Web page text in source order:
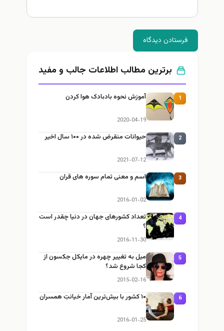
دیدگاه
برترین مطالب اطلاعات جالب و مفيد
آموزش نحوه بادبادک هوا کردن
2020-04-19
حیوانات منقرض شده در ۱۰۰ سال اخیر
2021-07-12
اسم و معنی تمام سوره های قران
2016-01-02
تعداد کشورهای جهان در دنیا چقدر است
؟
2016-11-30
ميل به تغيير چهره در مایکل جکسون از
كجا شروع شد؟
2015-02-16
۱۰ کشور با بیش‌ترین آمار خیانتِ همسران
2016-01-25